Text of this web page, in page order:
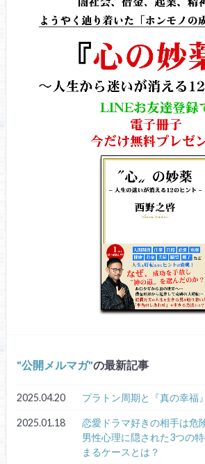
公開メルマガ の最新記事
2025.04.20 プラトン周期と『真の幸福』
2025.01.18
恋愛ドラマ好きの相手は危
男性心理に隠された3つの
まるケースとは？